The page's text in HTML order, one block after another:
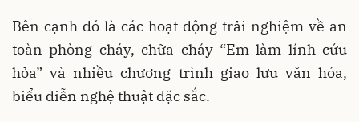
Bên cạnh đó là các hoạt động trải nghiệm về an
toàn phòng cháy, chữa cháy “Em làm lính cứu
hỏa” và nhiều chương trình giao lưu văn hóa,
biểu diễn nghệ thuật đặc sắc.